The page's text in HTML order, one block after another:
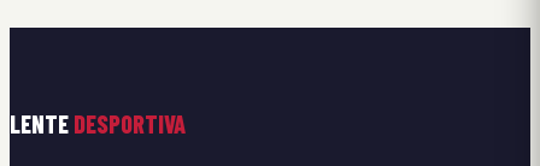
LENTE DESPORTIVA